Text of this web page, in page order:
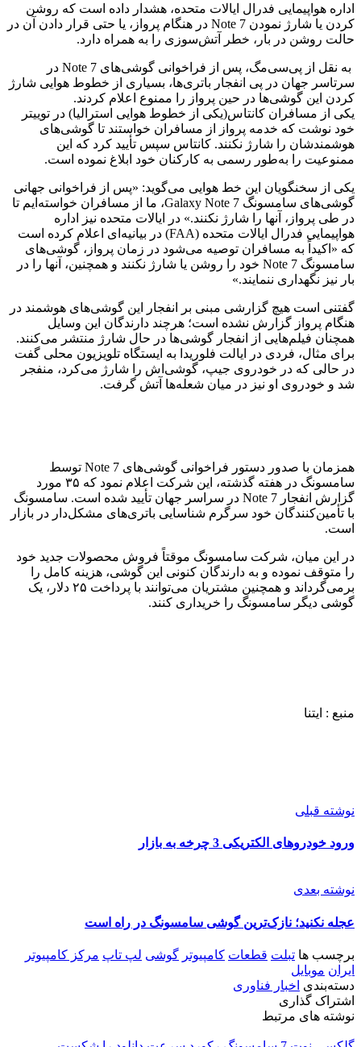
اداره هواپیمایی فدرال ایالات متحده، هشدار داده است که روشن
کردن یا شارژ نمودن Note 7 در هنگام پرواز، یا حتی قرار دادن آن در
حالت روشن در بار، خطر آتش‌سوزی را به همراه دارد.
به نقل از پی‌سی‌مگ، پس از فراخوانی گوشی‌های Note 7 در
سرتاسر جهان در پی انفجار باتری‌ها، بسیاری از خطوط هوایی شارژ
کردن این گوشی‌ها در حین پرواز را ممنوع اعلام کردند.
یکی از مسافران کانتاس(یکی از خطوط هوایی استرالیا) در توییتر
خود نوشت که خدمه پرواز از مسافران خواستند تا گوشی‌های
هوشمندشان را شارژ نکنند. کانتاس سپس تأیید کرد که این
ممنوعیت را به‌طور رسمی به کارکنان خود ابلاغ نموده است.
یکی از سخنگویان این خط هوایی می‌گوید: «پس از فراخوانی جهانی
گوشی‌های سامسونگ Galaxy Note 7، ما از مسافران خواسته‌ایم تا
در طی پرواز، آنها را شارژ نکنند.» در ایالات متحده نیز اداره
هواپیمایی فدرال ایالات متحده (FAA) در بیانیه‌ای اعلام کرده است
که «اکیداً به مسافران توصیه می‌شود در زمان پرواز، گوشی‌های
سامسونگ Note 7 خود را روشن یا شارژ نکنند و همچنین، آنها را در
بار نیز نگهداری ننمایند.»
گفتنی است هیچ گزارشی مبنی بر انفجار این گوشی‌های هوشمند در
هنگام پرواز گزارش نشده است؛ هرچند دارندگان این وسایل
همچنان فیلم‌هایی از انفجار گوشی‌ها در حال شارژ منتشر می‌کنند.
برای مثال، فردی در ایالت فلوریدا به ایستگاه تلویزیون محلی گفت
در حالی که در خودروی جیپ، گوشی‌اش را شارژ می‌کرد، منفجر
شد و خودروی او نیز در میان شعله‌ها آتش گرفت.
همزمان با صدور دستور فراخوانی گوشی‌های Note 7 توسط
سامسونگ در هفته گذشته، این شرکت اعلام نمود که ۳۵ مورد
گزارش انفجار Note 7 در سراسر جهان تأیید شده است. سامسونگ
با تأمین‌کنندگان خود سرگرم شناسایی باتری‌های مشکل‌دار در بازار
است.
در این میان، شرکت سامسونگ موقتاً فروش محصولات جدید خود
را متوقف نموده و به دارندگان کنونی این گوشی، هزینه کامل را
برمی‌گرداند و همچنین مشتریان می‌توانند با پرداخت ۲۵ دلار، یک
گوشی دیگر سامسونگ را خریداری کنند.
منبع : ایتنا
نوشته قبلی
ورود خودروهای الکتریکی 3 چرخه به بازار
نوشته بعدی
عجله نکنید؛ نازک‌ترین گوشی سامسونگ در راه است
برچسب ها تبلت قطعات کامپیوتر گوشی لپ تاپ مرکز کامپیوتر
ایران موبایل
دسته‌بندی اخبار فناوری
اشتراک گذاری
نوشته های مرتبط